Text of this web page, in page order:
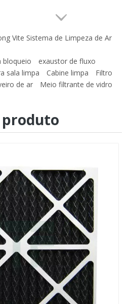
EU2 EU3 EU4 Poluição do Ar Industrial Algodão Cru Rolo Filtro Pré-Ar Filtro
Vite Sistema de Limpeza de Ar
bloqueio
exaustor de fluxo
sala limpa Cabine limpa
Filtro
de ar
Meio filtrante de vidro
produto